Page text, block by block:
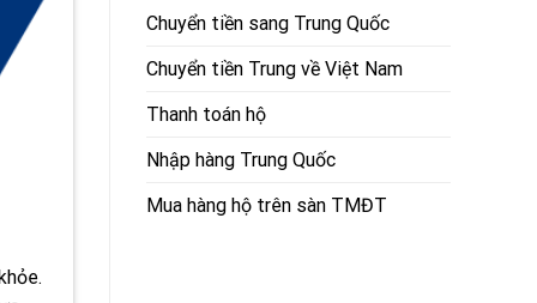
Chuyển tiền sang Trung Quốc
Chuyển tiền Trung về Việt Nam
Thanh toán hộ
Nhập hàng Trung Quốc
Mua hàng hộ trên sàn TMĐT